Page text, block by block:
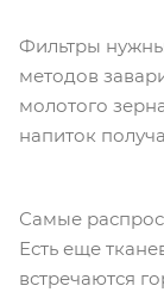
Фильтры
методов
молотого
напиток
Самые
Есть еще
встречаются